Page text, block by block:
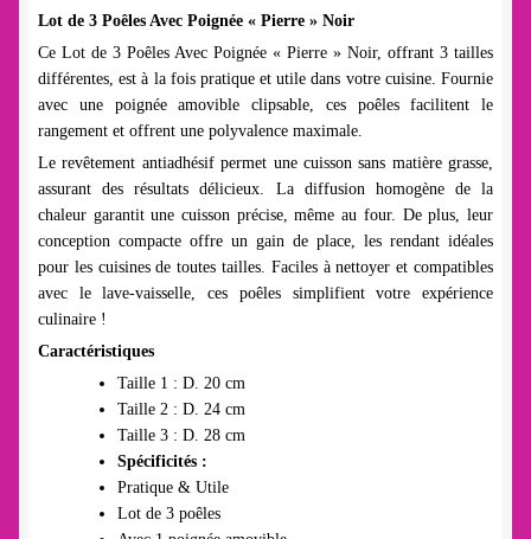
Lot de 3 Poêles Avec Poignée « Pierre » Noir
Ce Lot de 3 Poêles Avec Poignée « Pierre » Noir, offrant 3 tailles
différentes, est à la fois pratique et utile dans votre cuisine. Fournie
avec une poignée amovible clipsable, ces poêles facilitent le
rangement et offrent une polyvalence maximale.
Le revêtement antiadhésif permet une cuisson sans matière grasse,
assurant des résultats délicieux. La diffusion homogène de la
chaleur garantit une cuisson précise, même au four. De plus, leur
conception compacte offre un gain de place, les rendant idéales
pour les cuisines de toutes tailles. Faciles à nettoyer et compatibles
avec le lave-vaisselle, ces poêles simplifient votre expérience
culinaire !
Caractéristiques
Taille 1 : D. 20 cm
Taille 2 : D. 24 cm
Taille 3 : D. 28 cm
Spécificités :
Pratique & Utile
Lot de 3 poêles